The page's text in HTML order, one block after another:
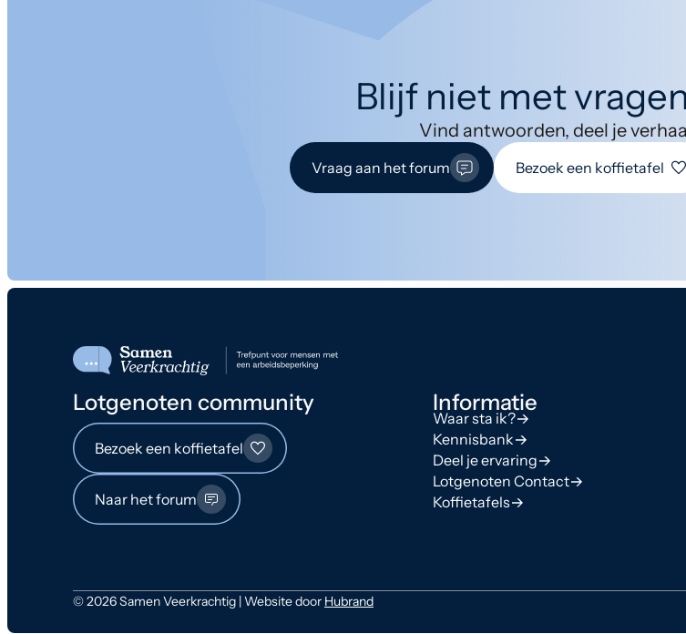
Blijf niet met
Vind antwoorden, deel je
Vraag aan het forum Bezoek een koffietafel
Lotgenoten community
Bezoek een koffietafel
Naar het forum
Informatie
Waar sta ik?
Kennisbank
Deel je ervaring
Lotgenoten Contact
Koffietafels
© 2026 Samen Veerkrachtig | Website door Hubrand